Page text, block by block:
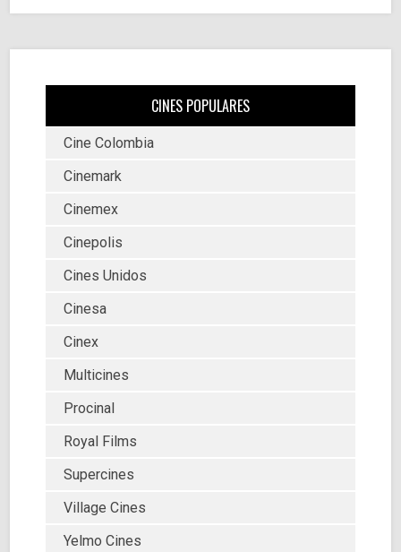
CINES POPULARES
Cine Colombia
Cinemark
Cinemex
Cinepolis
Cines Unidos
Cinesa
Cinex
Multicines
Procinal
Royal Films
Supercines
Village Cines
Yelmo Cines